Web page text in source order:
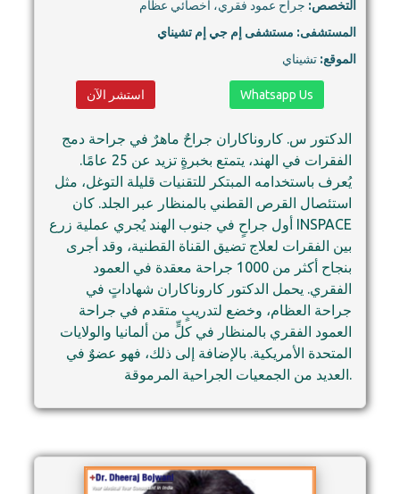
التخصص: جراح عمود فقري، أخصائي عظام
المستشفى: مستشفى إم جي إم تشيناي
الموقع: تشيناي
استشر الآن Whatsapp Us
الدكتور س. كاروناكاران جراحٌ ماهرٌ في جراحة دمج
الفقرات في الهند، يتمتع بخبرةٍ تزيد عن 25 عامًا.
يُعرف باستخدامه المبتكر للتقنيات قليلة التوغل، مثل
استئصال القرص القطني بالمنظار عبر الجلد. كان
أول جراحٍ في جنوب الهند يُجري عملية زرع INSPACE
بين الفقرات لعلاج تضيق القناة القطنية، وقد أجرى
بنجاح أكثر من 1000 جراحة معقدة في العمود
الفقري. يحمل الدكتور كاروناكاران شهاداتٍ في
جراحة العظام، وخضع لتدريبٍ متقدم في جراحة
العمود الفقري بالمنظار في كلٍّ من ألمانيا والولايات
المتحدة الأمريكية. بالإضافة إلى ذلك، فهو عضوٌ في
العديد من الجمعيات الجراحية المرموقة.